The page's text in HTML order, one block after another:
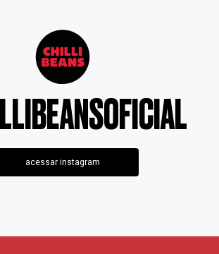
acessar instagram